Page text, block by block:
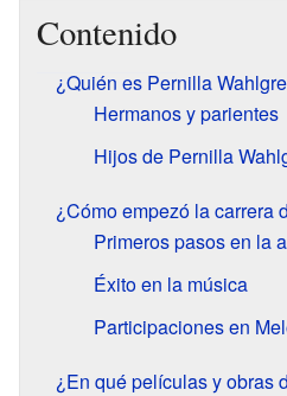
Contenido
¿Quién es Pernilla
Hermanos y parientes
Hijos de Pernilla
¿Cómo empezó la carrera
Primeros pasos en la
Éxito en la música
Participaciones en
¿En qué películas y obras